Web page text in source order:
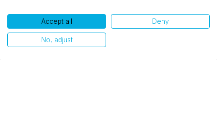
Ok, entendi!
ESG, incluindo aspectos ambientais, sociais, trabalhistas e
comerciais;
mais incentivo à diversidade,inclusão
Accept all Deny
No, adjust